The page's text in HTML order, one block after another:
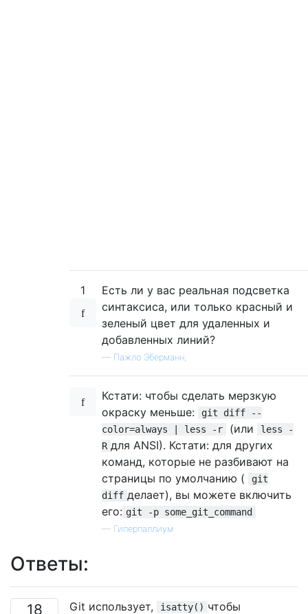
1
Есть ли у вас реальная подсветка
синтаксиса, или только красный и
зеленый цвет для удаленных и
добавленных линий?
— Пажло Эберманн,
Кстати: чтобы сделать мерзкую
окраску меньше:
git diff --
color=always | less -r
(или
less -
R для ANSI). Кстати: для других
команд, которые не разбивают на
страницы по умолчанию (
git
diff делает), вы можете включить
его: git -p some_git_command
— Гиперпаллиум
Ответы:
18 Git использует, isatty() чтобы